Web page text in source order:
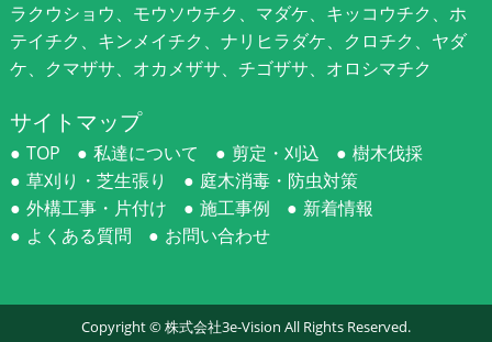
ラクウショウ、モウソウチク、マダケ、キッコウチク、ホ
テイチク、キンメイチク、ナリヒラダケ、クロチク、ヤダ
ケ、クマザサ、オカメザサ、チゴザサ、オロシマチク
サイトマップ
TOP 私達について 剪定・刈込
樹木伐採
草刈り・芝生張り
庭木消毒・防虫対策
外構工事・片付け
施工事例
新着情報
よくある質問
お問い合わせ
Copyright ©株式会社3e-Vision All Rights Reserved.